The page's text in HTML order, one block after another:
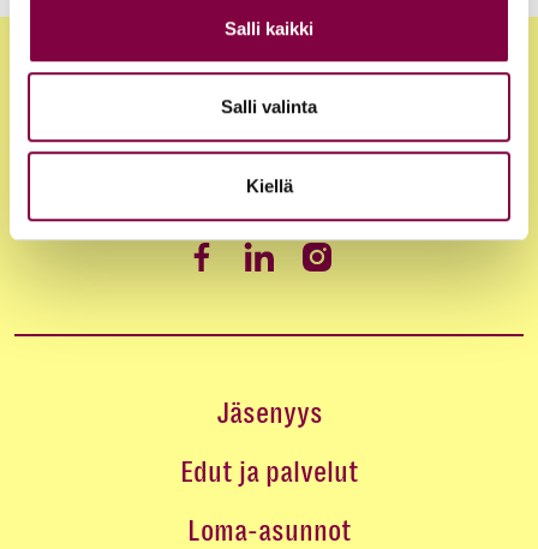
Salli kaikki
Salli valinta
Kiellä
Jäsenyys
Edut ja palvelut
Loma-asunnot